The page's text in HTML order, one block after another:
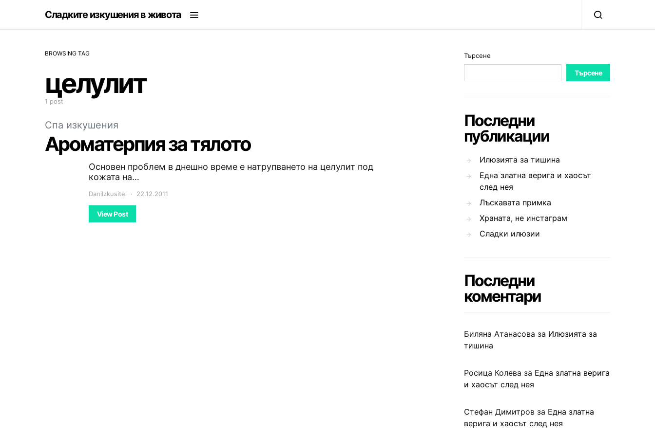
Сладките изкушения в живота
BROWSING TAG
целулит
1 post
Спа изкушения
Ароматерпия за тялото
Основен проблем в днешно време е натрупването на целулит под
кожата на…
DaniIzkusitel 22.12.2011
View Post
Търсене
Търсене
Последни
публикации
Илюзията за тишина
Една златна верига и хаосът
след нея
Лъскавата примка
Храната, не инстаграм
Сладки илюзии
Последни
коментари
Биляна Атанасова за Илюзията за
тишина
Росица Колева за Една златна верига
и хаосът след нея
Стефан Димитров за Една златна
верига и хаосът след нея